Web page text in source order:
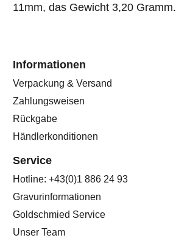
11mm, das Gewicht 3,20 Gramm.
Informationen
Verpackung & Versand
Zahlungsweisen
Rückgabe
Händlerkonditionen
Service
Hotline: +43(0)1 886 24 93
Gravurinformationen
Goldschmied Service
Unser Team